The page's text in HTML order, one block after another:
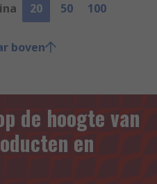
20 50 100
boven
de hoogte van
en